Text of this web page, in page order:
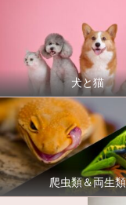
犬と猫
爬虫類＆両生類